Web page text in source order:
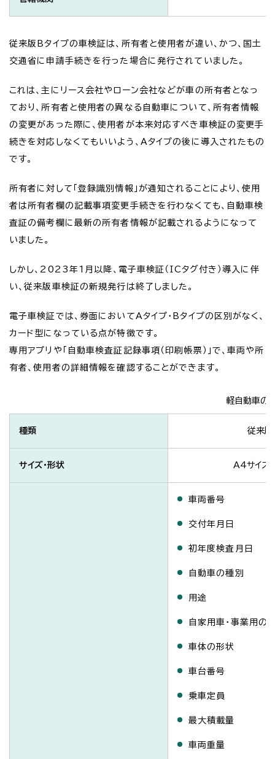
従来版Bタイプの車検証は、所有者と使用者が違い、かつ、国土
交通省に申請手続きを行った場合に発行されていました。
これは、主にリース会社やローン会社などが車の所有者となっ
ており、所有者と使用者の異なる自動車について、所有者情報
の変更があった際に、使用者が本来対応すべき車検証の変更手
続きを対応しなくてもいいよう、Aタイプの後に導入されたもの
です。
所有者に対して「登録識別情報」が通知されることにより、使用
者は所有者欄の記載事項変更手続きを行わなくても、自動車検
査証の備考欄に最新の所有者情報が記載されるようになって
いました。
しかし、2023年1月以降、電子車検証（ICタグ付き）導入に伴
い、従来版車検証の新規発行は終了しました。
電子車検証では、券面においてAタイプ・Bタイプの区別がなく、
カード型になっている点が特徴です。
専用アプリや「自動車検査証記録事項（印刷帳票）」で、車両や所
有者、使用者の詳細情報を確認することができます。
軽自動車の
種類 従来版
サイズ・形状 A4サイズ
車両番号
交付年月日
初年度検査月日
自動車の種別
用途
自家用車・事業用の
車体の形状
車台番号
乗車定員
最大積載量
車両重量